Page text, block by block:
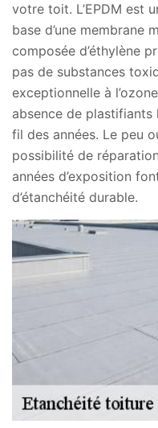
votre toit. L’EPDM est
base d’une membrane
composée d’éthylène
pas de substances
exceptionnelle à
absence de
fil des années. Le peu
possibilité de
années d’exposition
d’étanchéité durable.